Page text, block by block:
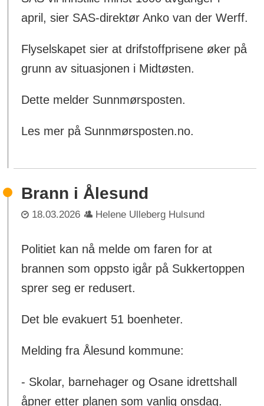
april, sier SAS-direktør Anko van der Werff.
Flyselskapet sier at drifstoffprisene øker på
grunn av situasjonen i Midtøsten.
Dette melder Sunnmørsposten.
Les mer på Sunnmørsposten.no.
Brann i Ålesund
18.03.2026 Helene Ulleberg Hulsund
Politiet kan nå melde om faren for at
brannen som oppsto igår på Sukkertoppen
sprer seg er redusert.
Det ble evakuert 51 boenheter.
Melding fra Ålesund kommune:
- Skolar, barnehager og Osane idrettshall
åpner etter planen som vanlig onsdag.